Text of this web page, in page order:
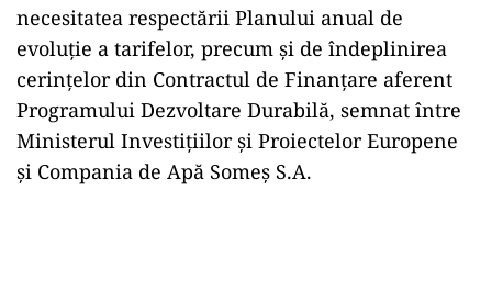
necesitatea respectării Planului anual de
evoluție a tarifelor, precum și de îndeplinirea
cerințelor din Contractul de Finanțare aferent
Programului Dezvoltare Durabilă, semnat între
Ministerul Investițiilor și Proiectelor Europene
și Compania de Apă Someș S.A.